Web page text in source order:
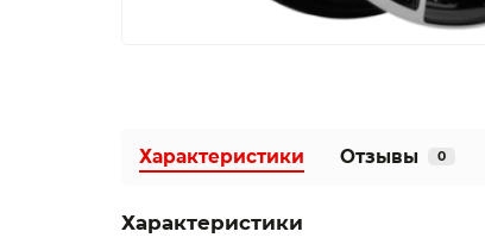
Характеристики Отзывы 0
Характеристики